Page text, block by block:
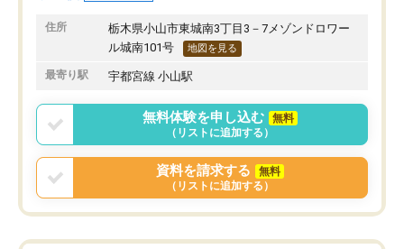
住所
栃木県小山市東城南3丁目3－7メゾンドロワー
ル城南101号
地図を見る
最寄り駅 宇都宮線 小山駅
無料体験を申し込む
無料
（リストに追加する）
資料を請求する
無料
（リストに追加する）